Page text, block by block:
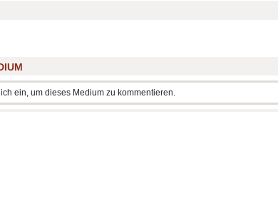
ein, um dieses Medium zu kommentieren.